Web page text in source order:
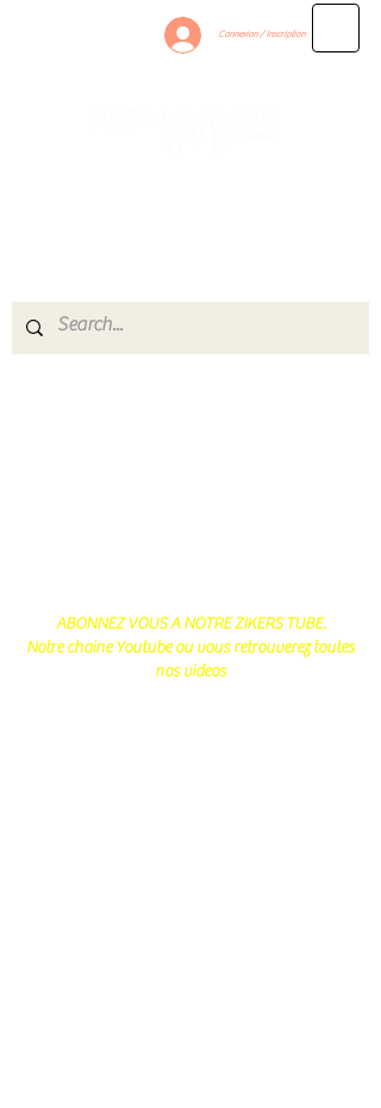
Connexion / Inscription
ABONNEZ VOUS A NOTRE ZIKERS TUBE.
Notre chaine Youtube ou vous retrouverez toutes
nos videos